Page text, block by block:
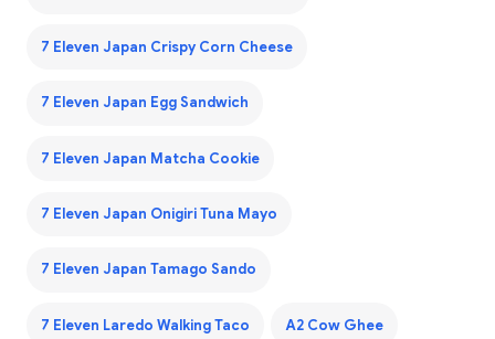
7 Eleven Japan Crispy Corn Cheese
7 Eleven Japan Egg Sandwich
7 Eleven Japan Matcha Cookie
7 Eleven Japan Onigiri Tuna Mayo
7 Eleven Japan Tamago Sando
7 Eleven Laredo Walking Taco A2 Cow Ghee